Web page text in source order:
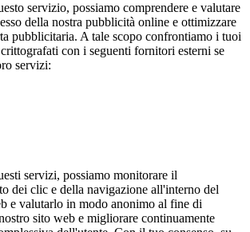
servizio, possiamo comprendere e valutare
della nostra pubblicità online e ottimizzare
pubblicitaria. A tale scopo confrontiamo i tuoi
con i seguenti fornitori esterni se
servizi:
servizi, possiamo monitorare il
dei clic e della navigazione all'interno del
e valutarlo in modo anonimo al fine di
sito web e migliorare continuamente